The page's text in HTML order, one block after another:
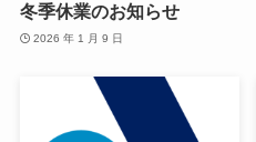
冬季休業のお知らせ
2026 年 1 月 9 日